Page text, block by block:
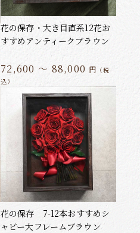
花の保存・大き目直系12花お
すすめアンティークブラウン
72,600 ～ 88,000 円 （税
込）
花の保存 7-12本おすすめシ
ャビー大フレームブラウン